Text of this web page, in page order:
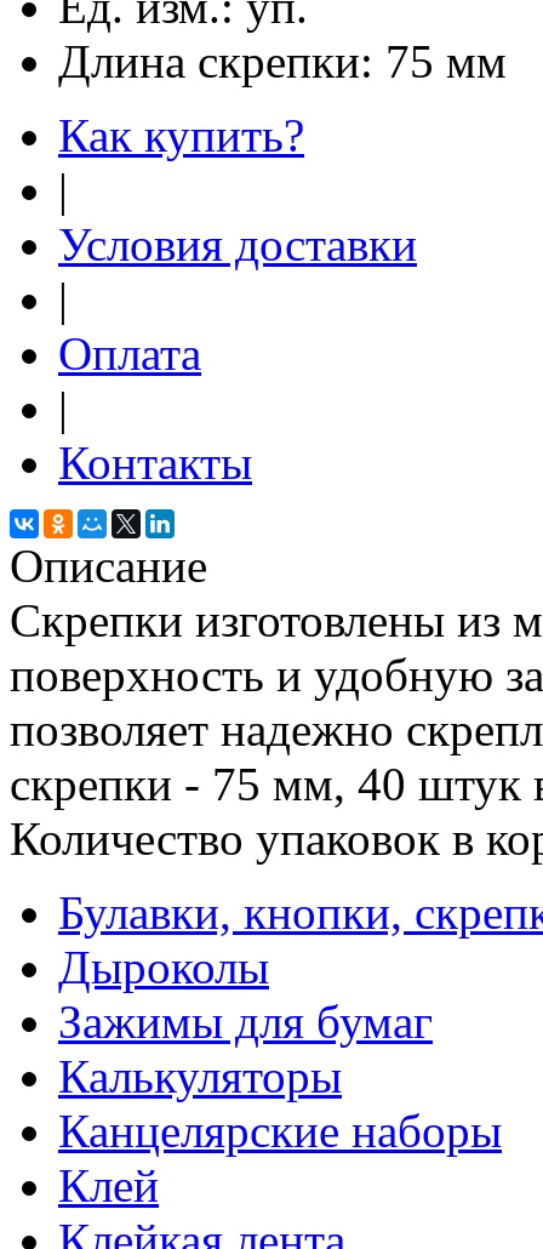
Длина скрепки: 75 мм
Как купить?
|
Условия доставки
|
Оплата
|
Контакты
Описание
Скрепки изготовлены из
поверхность и удобную
позволяет надежно
скрепки - 75 мм, 40 штук
Количество упаковок в
Булавки, кнопки,
Дыроколы
Зажимы для бумаг
Калькуляторы
Канцелярские наборы
Клей